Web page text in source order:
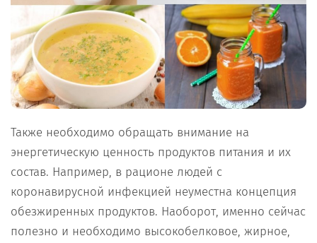
Также необходимо обращать внимание на
энергетическую ценность продуктов питания и их
состав. Например, в рационе людей с
коронавирусной инфекцией неуместна концепция
обезжиренных продуктов. Наоборот, именно сейчас
полезно и необходимо высокобелковое, жирное,